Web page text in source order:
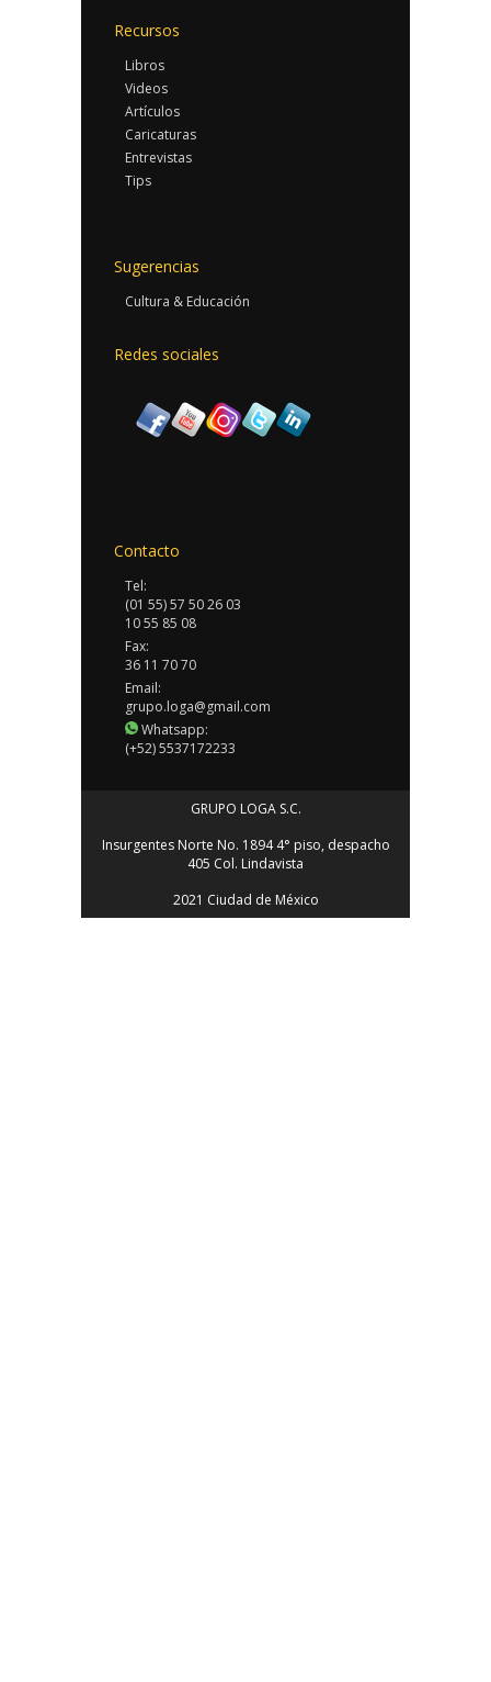
Recursos
Libros
Videos
Artículos
Caricaturas
Entrevistas
Tips
Sugerencias
Cultura & Educación
Redes sociales
Contacto
Tel:
(01 55) 57 50 26 03
10 55 85 08
Fax:
36 11 70 70
Email:
grupo.loga@gmail.com
Whatsapp:
(+52) 5537172233
GRUPO LOGA S.C.
Insurgentes Norte No. 1894 4° piso, despacho
405 Col. Lindavista
2021 Ciudad de México